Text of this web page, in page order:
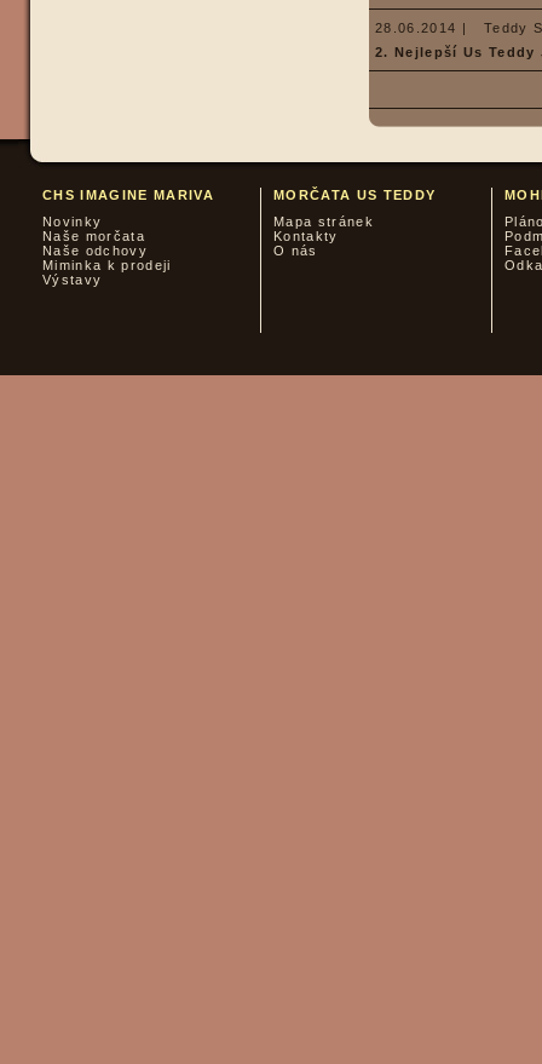
28.06.2014 |
Teddy
2. Nejlepší Us Teddy
CHS IMAGINE MARIVA
Novinky
Naše morčata
Naše odchovy
Miminka k prodeji
Výstavy
MORČATA US TEDDY
Mapa stránek
Kontakty
O nás